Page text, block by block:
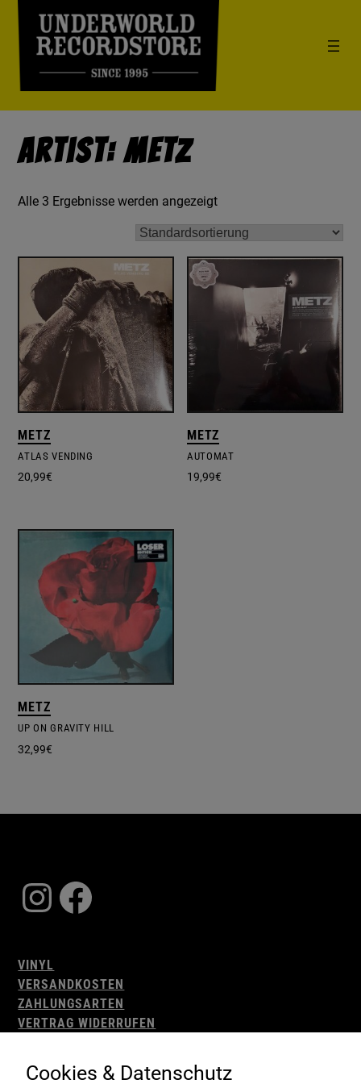
Artist: Metz
Alle 3 Ergebnisse werden angezeigt
METZ
ATLAS VENDING
20,99€
METZ
AUTOMAT
19,99€
METZ
UP ON GRAVITY HILL
32,99€
Instagram
Facebook
VINYL
VERSANDKOSTEN
ZAHLUNGSARTEN
VERTRAG WIDERRUFEN
WIDERRUFSBELEHRUNG
Cookies & Datenschutz